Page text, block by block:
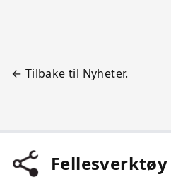
← Tilbake til Nyheter.
Fellesverktøy